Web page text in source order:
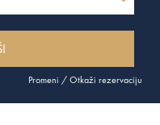
Promeni / Otkaži rezervaciju